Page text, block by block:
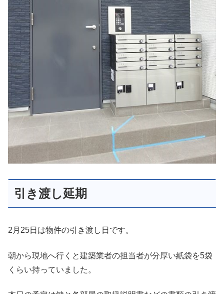
引き渡し延期
2月25日は物件の引き渡し日です。
朝から現地へ行くと建築業者の担当者が分厚い紙袋を5袋
くらい持っていました。